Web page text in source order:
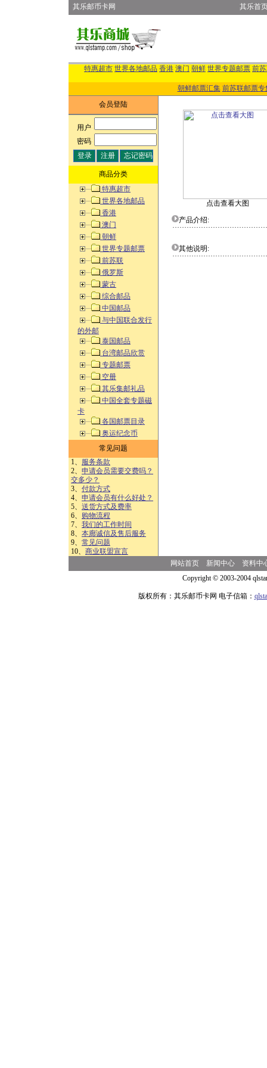
其乐邮币卡网 其乐首
特惠超市 世界各地邮品 香港 澳门 朝鲜 世界专题邮票 前
朝鲜邮票汇集 前苏联邮票专
会员登陆
用户:
密码:
商品分类
特惠超市
世界各地邮品
香港
澳门
朝鲜
世界专题邮票
前苏联
俄罗斯
蒙古
综合邮品
中国邮品
与中国联合发行
的外邮
泰国邮品
台湾邮品欣赏
专题邮票
空册
其乐集邮礼品
中国全套专题磁
卡
各国邮票目录
奥运纪念币
常见问题
1、 服务条款
2、 申请会员需要交费吗？
交多少？
3、 付款方式
4、 申请会员有什么好处？
5、 送货方式及费率
6、 购物流程
7、 我们的工作时间
8、 本廊诚信及售后服务
9、 常见问题
10、 商业联盟宣言
点击查看大图
产品介绍:
其他说明:
网站首页 新闻中心
资料中
Copyright © 2003-2004
版权所有：其乐邮币卡网 电子信箱：